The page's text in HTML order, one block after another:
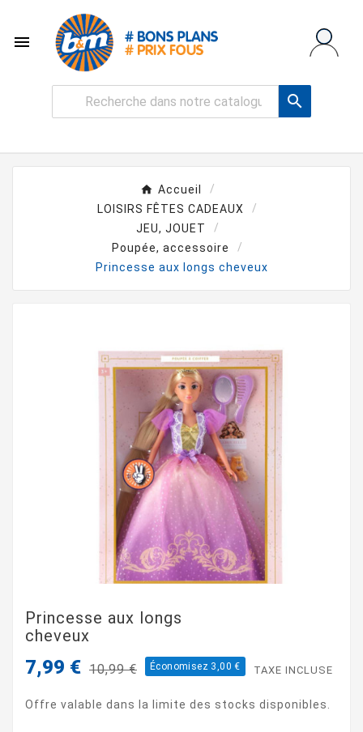


Accueil
LOISIRS FÊTES CADEAUX
JEU, JOUET
Poupée, accessoire
Princesse aux longs cheveux
Princesse aux longs
cheveux
7,99 € 10,99 € Économisez 3,00 € TAXE INCLUSE
Offre valable dans la limite des stocks disponibles.